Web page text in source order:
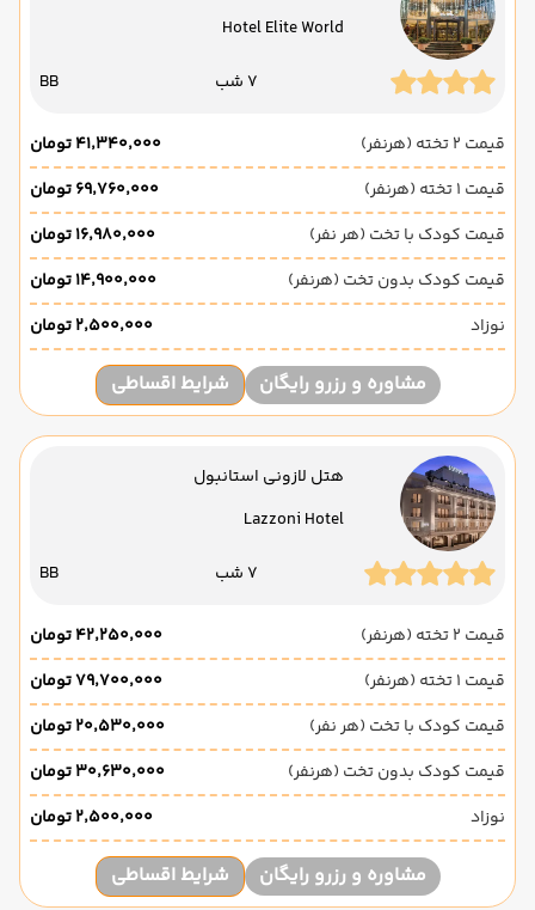
Hotel Elite World
7 شب BB
قیمت 2 تخته (هرنفر)
۴۱٬۳۴۰٬۰۰۰ تومان
قیمت 1 تخته (هرنفر)
۶۹٬۷۶۰٬۰۰۰ تومان
قیمت کودک با تخت (هر نفر)
۱۶٬۹۸۰٬۰۰۰ تومان
قیمت کودک بدون تخت (هرنفر)
۱۴٬۹۰۰٬۰۰۰ تومان
نوزاد
۲٬۵۰۰٬۰۰۰ تومان
مشاوره و رزرو رایگان شرایط اقساطی
هتل لازونی استانبول
Lazzoni Hotel
7 شب BB
قیمت 2 تخته (هرنفر)
۴۲٬۲۵۰٬۰۰۰ تومان
قیمت 1 تخته (هرنفر)
۷۹٬۷۰۰٬۰۰۰ تومان
قیمت کودک با تخت (هر نفر)
۲۰٬۵۳۰٬۰۰۰ تومان
قیمت کودک بدون تخت (هرنفر)
۳۰٬۶۳۰٬۰۰۰ تومان
نوزاد
۲٬۵۰۰٬۰۰۰ تومان
مشاوره و رزرو رایگان شرایط اقساطی